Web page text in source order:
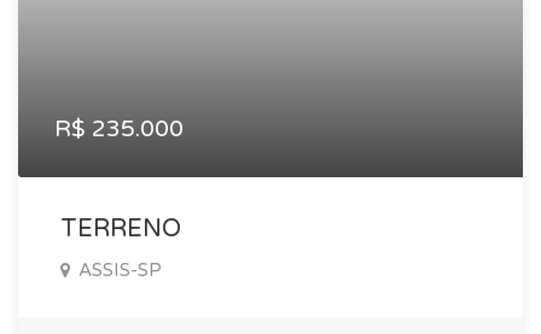
R$ 235.000
TERRENO
ASSIS-SP